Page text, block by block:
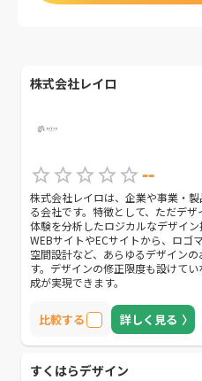
株式会社レイロ
--
株式会社レイロは、企業や事業・
る会社です。特徴として、ただデ
体験を分析したロジカルなデザイン
WEBサイトやECサイトから、ロゴ
空間設計など、あらゆるデザイン
す。デザインの修正限度も設けて
成が実現できます。
比較する 詳しく見る
すくはらデザイン